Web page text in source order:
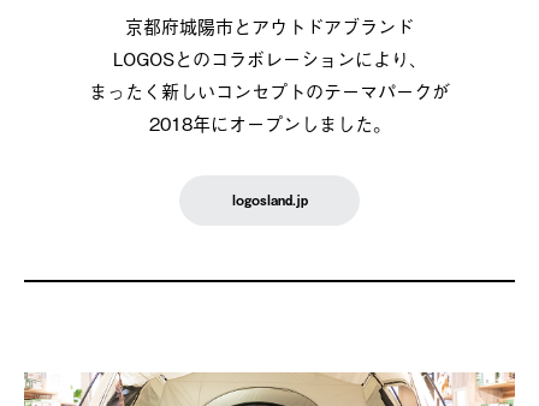
京都府城陽市とアウトドアブランド
LOGOSとのコラボレーションにより、
まったく新しいコンセプトのテーマパークが
2018年にオープンしました。
logosland.jp